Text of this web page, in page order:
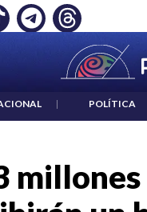
UN CRIMEN": CARTA DE
| POLÍTICA